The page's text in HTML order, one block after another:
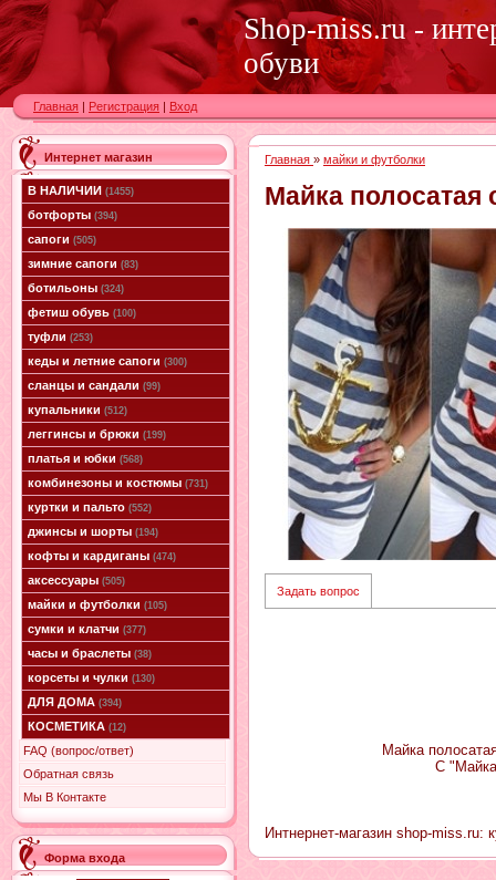
Shop-miss.ru -
обуви
Главная | Регистрация | Вход
Интернет магазин
В НАЛИЧИИ (1455)
ботфорты (394)
сапоги (505)
зимние сапоги (83)
ботильоны (324)
фетиш обувь (100)
туфли (253)
кеды и летние сапоги (300)
сланцы и сандали (99)
купальники (512)
леггинсы и брюки (199)
платья и юбки (568)
комбинезоны и костюмы (731)
куртки и пальто (552)
джинсы и шорты (194)
кофты и кардиганы (474)
аксессуары (505)
майки и футболки (105)
сумки и клатчи (377)
часы и браслеты (38)
корсеты и чулки (130)
ДЛЯ ДОМА (394)
КОСМЕТИКА (12)
FAQ (вопрос/ответ)
Обратная связь
Мы В Контакте
Форма входа
Главная » майки и футболки
Майка полосатая
Задать вопрос
Майка
С
Интнернет-магазин shop-miss.ru: